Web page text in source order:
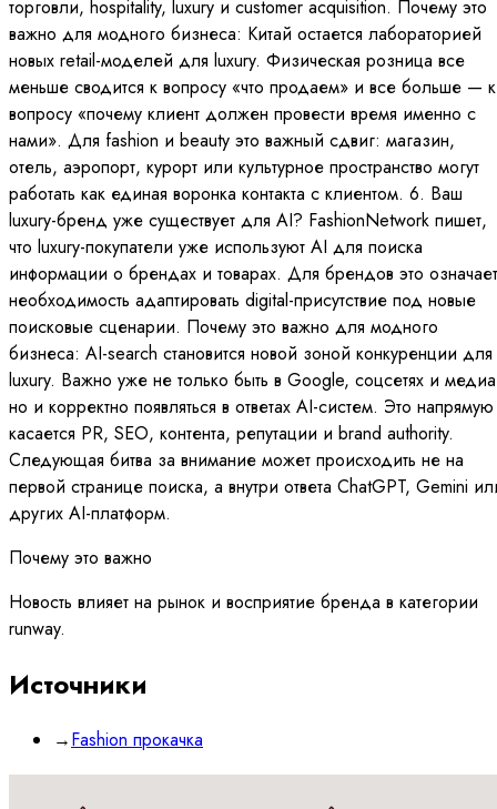
торговли, hospitality, luxury и customer acquisition. Почему это
важно для модного бизнеса: Китай остается лабораторией
новых retail-моделей для luxury. Физическая розница все
меньше сводится к вопросу «что продаем» и все больше — к
вопросу «почему клиент должен провести время именно с
нами». Для fashion и beauty это важный сдвиг: магазин,
отель, аэропорт, курорт или культурное пространство могут
работать как единая воронка контакта с клиентом. 6. Ваш
luxury-бренд уже существует для AI? FashionNetwork пишет,
что luxury-покупатели уже используют AI для поиска
информации о брендах и товарах. Для брендов это означает
необходимость адаптировать digital-присутствие под новые
поисковые сценарии. Почему это важно для модного
бизнеса: AI-search становится новой зоной конкуренции для
luxury. Важно уже не только быть в Google, соцсетях и
но и корректно появляться в ответах AI-систем. Это напрямую
касается PR, SEO, контента, репутации и brand authority.
Следующая битва за внимание может происходить не на
первой странице поиска, а внутри ответа ChatGPT, Gemini
других AI-платформ.
Почему это важно
Новость влияет на рынок и восприятие бренда в категории
runway.
Источники
→Fashion прокачка